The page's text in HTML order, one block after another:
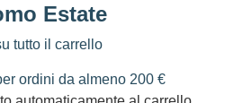
Estate
tutto il carrello
ordini da almeno 200 €